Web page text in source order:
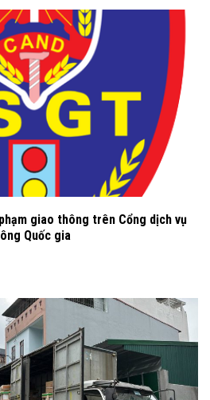
giao thông trên Cổng dịch vụ
Quốc gia